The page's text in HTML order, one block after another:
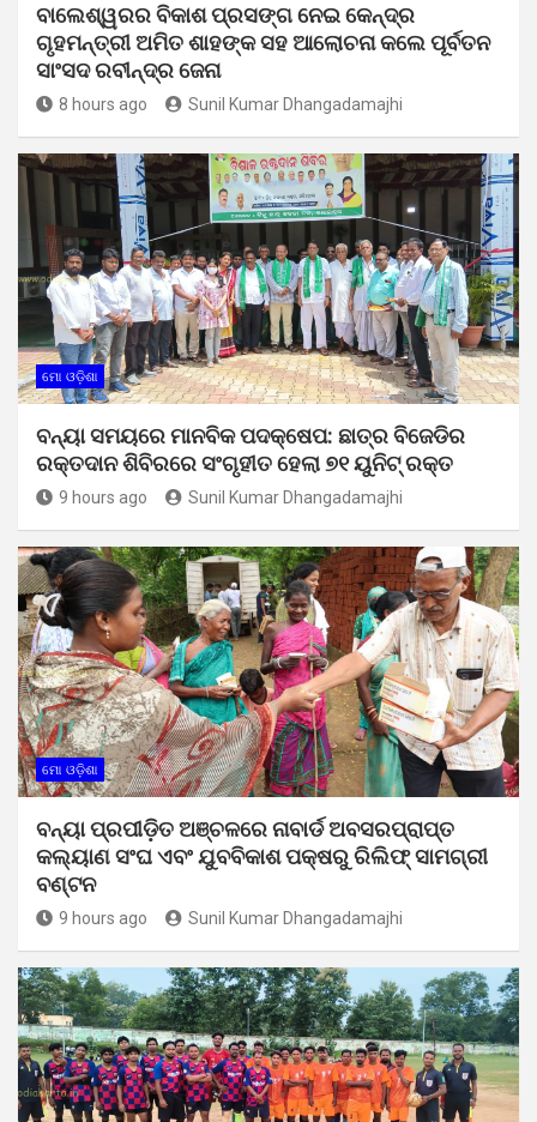
ବାଲେଶ୍ୱରର ବିକାଶ ପ୍ରସଙ୍ଗ ନେଇ କେନ୍ଦ୍ର
ଗୃହମନ୍ତ୍ରୀ ଅମିତ ଶାହଙ୍କ ସହ ଆଲୋଚନା କଲେ ପୂର୍ବତନ
ସାଂସଦ ରବୀନ୍ଦ୍ର ଜେନା
8 hours ago Sunil Kumar Dhangadamajhi
ମୋ ଓଡ଼ିଶା
ବନ୍ୟା ସମୟରେ ମାନବିକ ପଦକ୍ଷେପ: ଛାତ୍ର ବିଜେଡିର
ରକ୍ତଦାନ ଶିବିରରେ ସଂଗୃହୀତ ହେଲା ୭୧ ୟୁନିଟ୍ ରକ୍ତ
9 hours ago Sunil Kumar Dhangadamajhi
ମୋ ଓଡ଼ିଶା
ବନ୍ୟା ପ୍ରପୀଡ଼ିତ ଅଞ୍ଚଳରେ ନାବାର୍ଡ ଅବସରପ୍ରାପ୍ତ
କଲ୍ୟାଣ ସଂଘ ଏବଂ ଯୁବବିକାଶ ପକ୍ଷରୁ ରିଲିଫ୍ ସାମଗ୍ରୀ
ବଣ୍ଟନ
9 hours ago Sunil Kumar Dhangadamajhi